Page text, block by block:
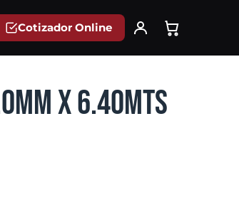
x 6.40mts
Cotizador Online